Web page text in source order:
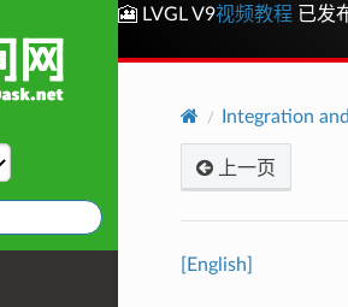
🎦 LVGL V9视频教程 已发
Integration
上一页
[English]